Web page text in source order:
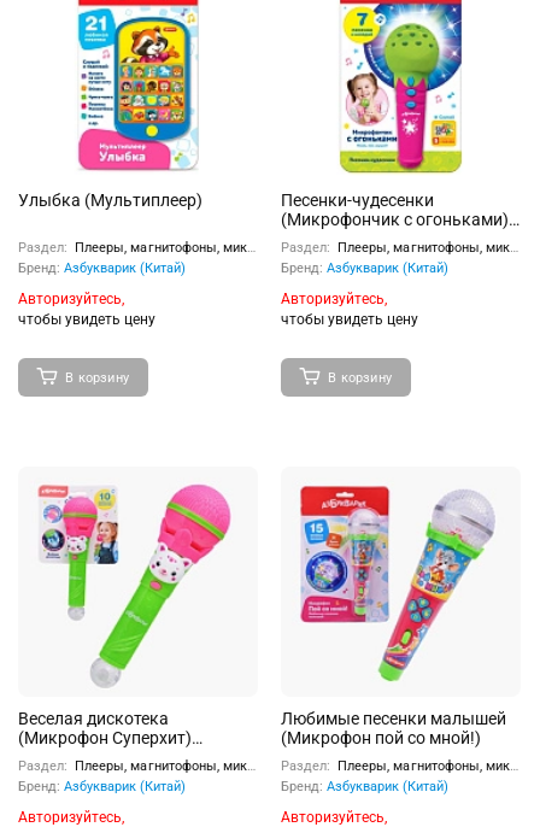
Улыбка (Мультиплеер)
Раздел:
Плееры, магнитофоны, микрофоны
Бренд: Азбукварик (Китай)
Авторизуйтесь,
чтобы увидеть цену
В корзину
Песенки-чудесенки
(Микрофончик с огоньками)
Зеленый
Раздел:
Плееры, магнитофоны, микрофоны
Бренд: Азбукварик (Китай)
Авторизуйтесь,
чтобы увидеть цену
В корзину
Веселая дискотека
(Микрофон Суперхит)
Розовый
Раздел:
Плееры, магнитофоны, микрофоны
Бренд: Азбукварик (Китай)
Авторизуйтесь,
Любимые песенки малышей
(Микрофон пой со мной!)
Раздел:
Плееры, магнитофоны, микрофоны
Бренд: Азбукварик (Китай)
Авторизуйтесь,